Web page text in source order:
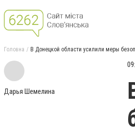
Головна В Донецкой области усилили меры
Дарья Шемелина